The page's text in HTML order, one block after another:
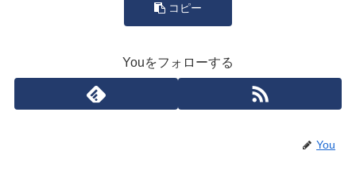
コピー
Youをフォローする
You